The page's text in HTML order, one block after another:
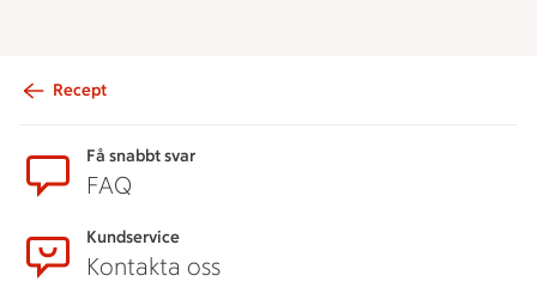
Recept
Få snabbt svar
FAQ
Kundservice
Kontakta oss